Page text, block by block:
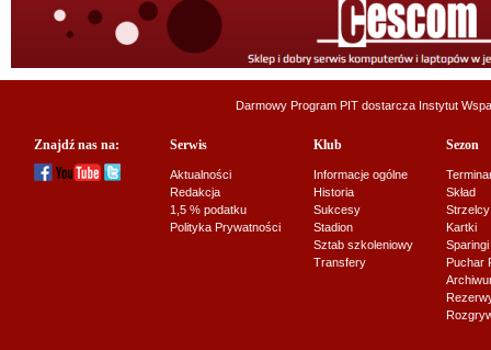
Darmowy Program PIT dostarcza Instytut
Znajdź nas na: Serwis
Aktualności
Redakcja
1,5 % podatku
Polityka Prywatności
Klub
Informacje ogólne
Historia
Sukcesy
Stadion
Sztab szkoleniowy
Transfery
Sezon
Skład
Strzelcy
Kartki
Sparingi
Puchar